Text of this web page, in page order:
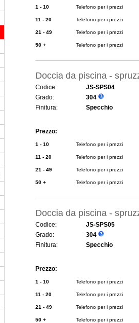
1 - 10 Telefono per i prezzi
11 - 20 Telefono per i prezzi
21 - 49 Telefono per i prezzi
50 + Telefono per i prezzi
Doccia da piscina -
Codice:
JS-SPS04
Grado:
304
Finitura:
Specchio
Prezzo:
1 - 10 Telefono per i prezzi
11 - 20 Telefono per i prezzi
21 - 49 Telefono per i prezzi
50 + Telefono per i prezzi
Doccia da piscina -
Codice:
JS-SPS05
Grado:
304
Finitura:
Specchio
Prezzo:
1 - 10 Telefono per i prezzi
11 - 20 Telefono per i prezzi
21 - 49 Telefono per i prezzi
50 + Telefono per i prezzi